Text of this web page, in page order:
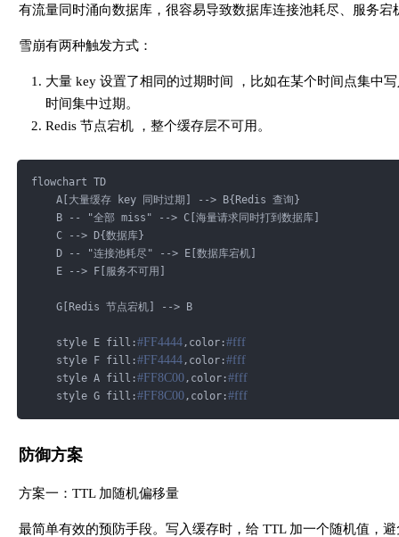
allUserIds.forEach(BLOOM_FILTER::put);
// 第一道拦截：布隆过滤器
// mightContain 返回 false = 一定不存在，直接拦截
// mightContain 返回 true = 可能存在，继续查（有极小误
if (!BLOOM_FILTER.mightContain(userId)) {
}
String cacheKey =
String cached =
return JSON.parseObject(cached, User
User user = userMapper.selectById(userId);
if (user != null) {
redisTemplate.opsForValue().set(cacheKey,
return
publicvoidaddUser (User user){
有流量同时涌向数据库，很容易导致数据库连接池耗尽、服务宕
雪崩有两种触发方式：
大量 key 设置了相同的过期时间 ，比如在某个时间点集中
时间集中过期。
Redis 节点宕机 ，整个缓存层不可用。
flowchart TD
A[大量缓存 key 同时过期] --> B{Redis 查询}
B -- "全部 miss" --> C[海量请求同时打到数据库]
C --> D{数据库}
D -- "连接池耗尽" --> E[数据库宕机]
E --> F[服务不可用]
G[Redis 节点宕机] --> B
style E fill:#FF4444,color:#fff
style F fill:#FF4444,color:#fff
style A fill:#FF8C00,color:#fff
style G fill:#FF8C00,color:#fff
防御方案
方案一：TTL 加随机偏移量
最简单有效的预防手段。写入缓存时，给 TTL 加一个随机值，